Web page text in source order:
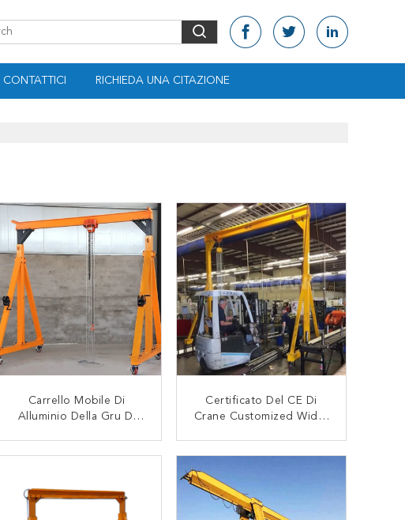
CONTATTICI RICHIEDA UNA CITAZIONE
Carrello Mobile Di
Alluminio Della Gru Di
CONTATTACI
Certificato Del CE Di
Crane Customized Width
CONTATTACI